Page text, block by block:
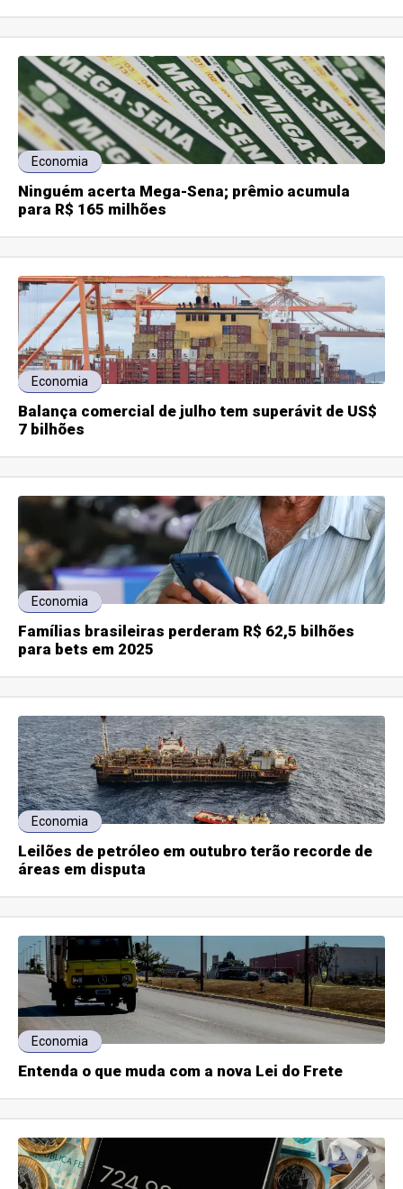
Economia
Ninguém acerta Mega-Sena; prêmio acumula
para R$ 165 milhões
Economia
Balança comercial de julho tem superávit de US$
7 bilhões
Economia
Famílias brasileiras perderam R$ 62,5 bilhões
para bets em 2025
Economia
Leilões de petróleo em outubro terão recorde de
áreas em disputa
Economia
Entenda o que muda com a nova Lei do Frete